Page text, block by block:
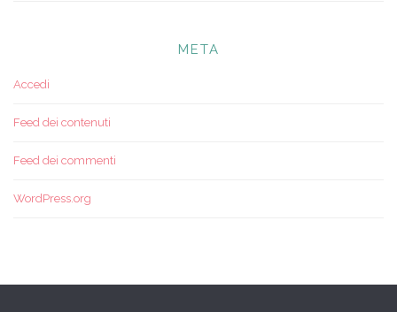
META
Accedi
Feed dei contenuti
Feed dei commenti
WordPress.org